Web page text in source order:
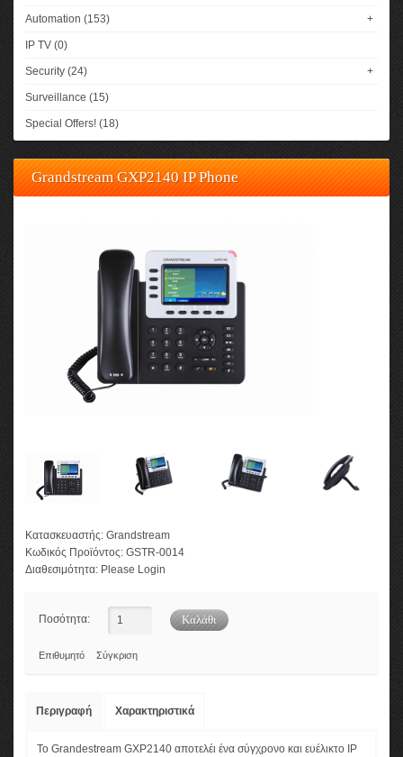
Automation (153) +
IP TV (0)
Security (24) +
Surveillance (15)
Special Offers! (18)
Grandstream GXP2140 IP Phone
Κατασκευαστής: Grandstream
Κωδικός Προϊόντος: GSTR-0014
Διαθεσιμότητα: Please Login
Ποσότητα:
Επιθυμητό Σύγκριση
Περιγραφή Χαρακτηριστικά
Το Grandestream GXP2140 αποτελέι ένα σύγχρονο και ευέλικτο IP